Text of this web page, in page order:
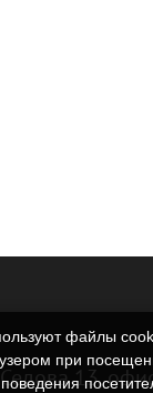
13,
файлы
при